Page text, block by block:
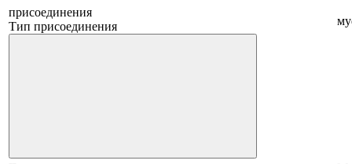
присоединения
Тип присоединения